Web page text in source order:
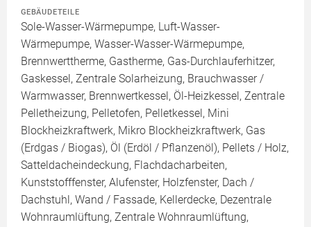
GEBÄUDETEILE
Sole-Wasser-Wärmepumpe, Luft-Wasser-
Wärmepumpe, Wasser-Wasser-Wärmepumpe,
Brennwerttherme, Gastherme, Gas-Durchlauferhitzer,
Gaskessel, Zentrale Solarheizung, Brauchwasser /
Warmwasser, Brennwertkessel, Öl-Heizkessel, Zentrale
Pelletheizung, Pelletofen, Pelletkessel, Mini
Blockheizkraftwerk, Mikro Blockheizkraftwerk, Gas
(Erdgas / Biogas), Öl (Erdöl / Pflanzenöl), Pellets / Holz,
Satteldacheindeckung, Flachdacharbeiten,
Kunststofffenster, Alufenster, Holzfenster, Dach /
Dachstuhl, Wand / Fassade, Kellerdecke, Dezentrale
Wohnraumlüftung, Zentrale Wohnraumlüftung,